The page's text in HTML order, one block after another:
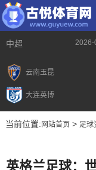
中超 2026-
云南玉昆
大连英博
当前位置: 网站首页> 足球
英格兰足球：